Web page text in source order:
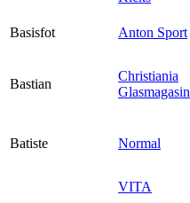
Basisfot
Anton Sport
Bastian
Christiania
Glasmagasin
Batiste Normal
VITA